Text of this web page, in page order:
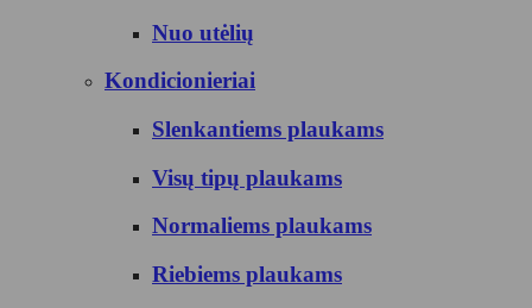
Nuo utėlių
Kondicionieriai
Slenkantiems plaukams
Visų tipų plaukams
Normaliems plaukams
Riebiems plaukams